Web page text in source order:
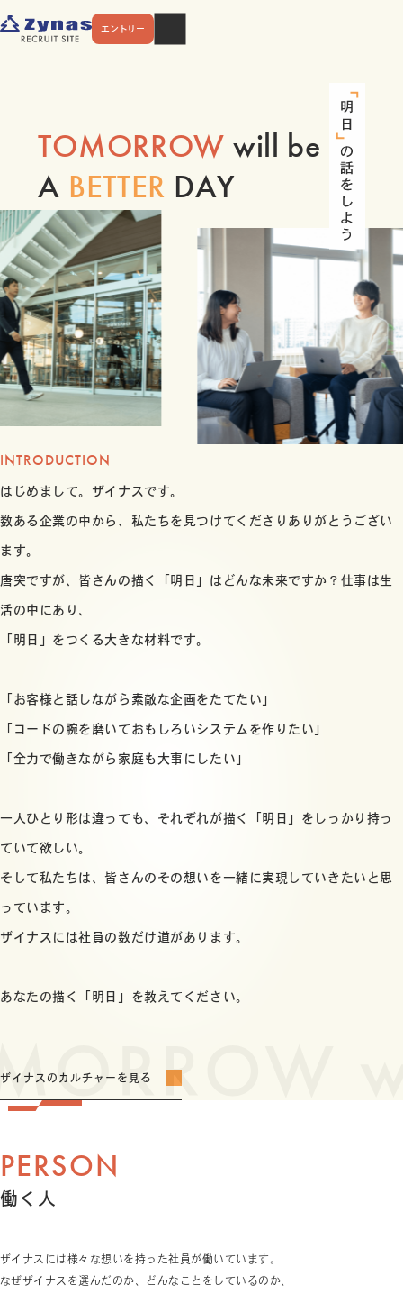
エントリー
TOMORROW will be
A BETTER DAY
INTRODUCTION
はじめまして。ザイナスです。
数ある企業の中から、私たちを見つけてくださりありがとうござい
ます。
唐突ですが、皆さんの描く「明日」はどんな未来ですか？仕事は生
活の中にあり、
「明日」をつくる大きな材料です。
「お客様と話しながら素敵な企画をたてたい」
「コードの腕を磨いておもしろいシステムを作りたい」
「全力で働きながら家庭も大事にしたい」
一人ひとり形は違っても、それぞれが描く「明日」をしっかり持っ
ていて欲しい。
そして私たちは、皆さんのその想いを一緒に実現していきたいと思
っています。
ザイナスには社員の数だけ道があります。
あなたの描く「明日」を教えてください。
ザイナスのカルチャーを見る
働く人
PERSON
ザイナスには様々な想いを持った社員が働いています。
なぜザイナスを選んだのか、どんなことをしているのか、